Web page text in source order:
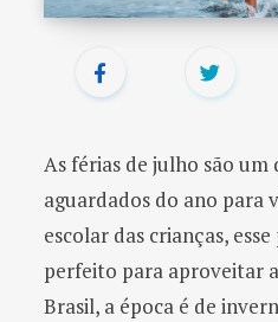
As férias de julho são um
aguardados do ano para
escolar das crianças,
perfeito para aproveitar
Brasil, a época é de